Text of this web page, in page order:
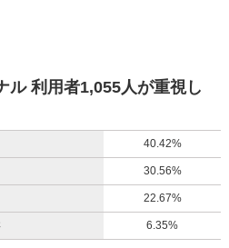
ル 利用者1,055人が重視し
40.42%
30.56%
22.67%
6.35%